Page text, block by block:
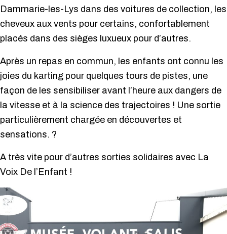
Dammarie-les-Lys dans des voitures de collection, les
cheveux aux vents pour certains, confortablement
placés dans des sièges luxueux pour d’autres.
Après un repas en commun, les enfants ont connu les
joies du karting pour quelques tours de pistes, une
façon de les sensibiliser avant l’heure aux dangers de
la vitesse et à la science des trajectoires ! Une sortie
particulièrement chargée en découvertes et
sensations. ?
A très vite pour d’autres sorties solidaires avec La
Voix De l’Enfant !